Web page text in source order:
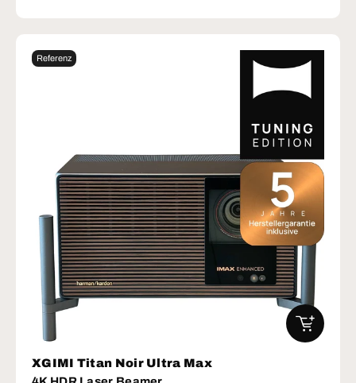
Referenz
XGIMI Titan Noir Ultra Max
IN DEN